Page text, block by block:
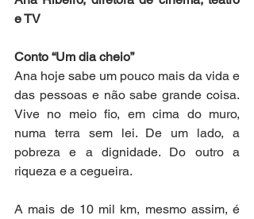
e TV
Conto “Um dia cheio”
Ana hoje sabe um pouco mais da vida e
das pessoas e não sabe grande coisa.
Vive no meio fio, em cima do muro,
numa terra sem lei. De um lado, a
pobreza e a dignidade. Do outro a
riqueza e a cegueira.
A mais de 10 mil km, mesmo assim, é